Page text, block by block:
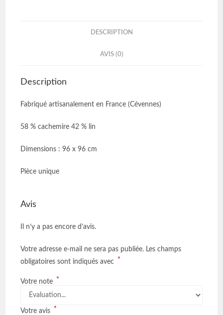
DESCRIPTION
AVIS (0)
Description
Fabriqué artisanalement en France (Cévennes)
58 % cachemire 42 % lin
Dimensions : 96 x 96 cm
Pièce unique
Avis
Il n’y a pas encore d’avis.
Votre adresse e-mail ne sera pas publiée. Les champs
obligatoires sont indiqués avec
*
Votre note *
Votre avis *